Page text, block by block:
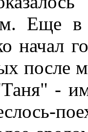
Еще в
начал
после
-